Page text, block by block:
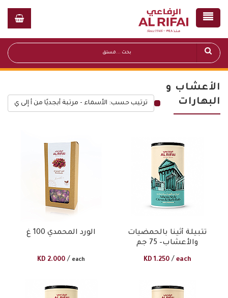
الأعشاب و
البهارات
ترتيب حسب: الأسماء - مرتبة أبجديًا من أ إلى ي
الورد المحمدي 100 غ
KD 2.000 / each
تتبيلة أثينا بالحمضيات
والأعشاب– 75 جم​
KD 1.250 / each